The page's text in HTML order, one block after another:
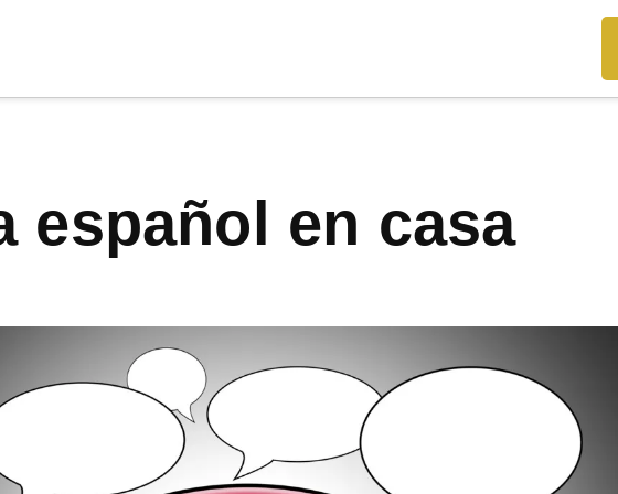
Donar
español en casa